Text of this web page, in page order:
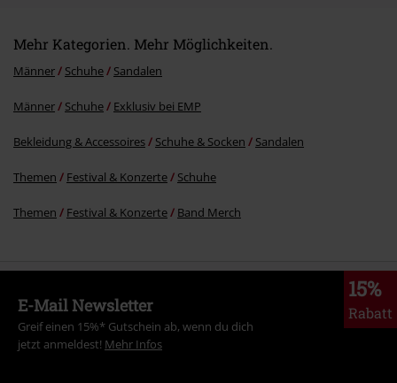
Mehr Kategorien. Mehr Möglichkeiten.
Männer Schuhe Sandalen
Männer Schuhe Exklusiv bei EMP
Bekleidung & Accessoires Schuhe & Socken Sandalen
Themen Festival & Konzerte Schuhe
Themen Festival & Konzerte Band Merch
15%
Rabatt
E-Mail Newsletter
Greif einen 15%* Gutschein ab, wenn du dich
jetzt anmeldest! Mehr Infos